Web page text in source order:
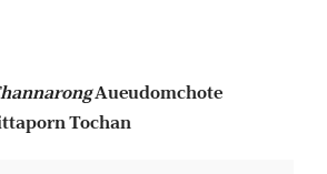
Aueudomchote
Tochan